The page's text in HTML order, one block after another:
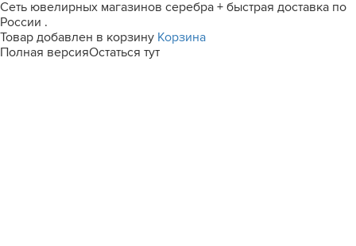
Сеть ювелирных магазинов серебра + быстрая доставка по
России .
Товар добавлен в корзину Корзина
Полная версияОстаться тут